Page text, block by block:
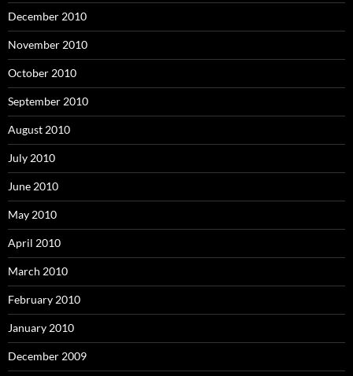
December 2010
November 2010
October 2010
September 2010
August 2010
July 2010
June 2010
May 2010
April 2010
March 2010
February 2010
January 2010
December 2009